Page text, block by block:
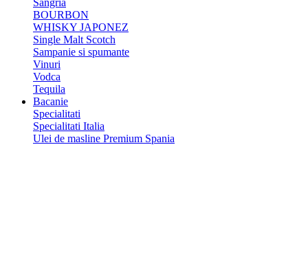
Sangria
BOURBON
WHISKY JAPONEZ
Single Malt Scotch
Sampanie si spumante
Vinuri
Vodca
Tequila
Bacanie
Specialitati
Specialitati Italia
Ulei de masline Premium Spania